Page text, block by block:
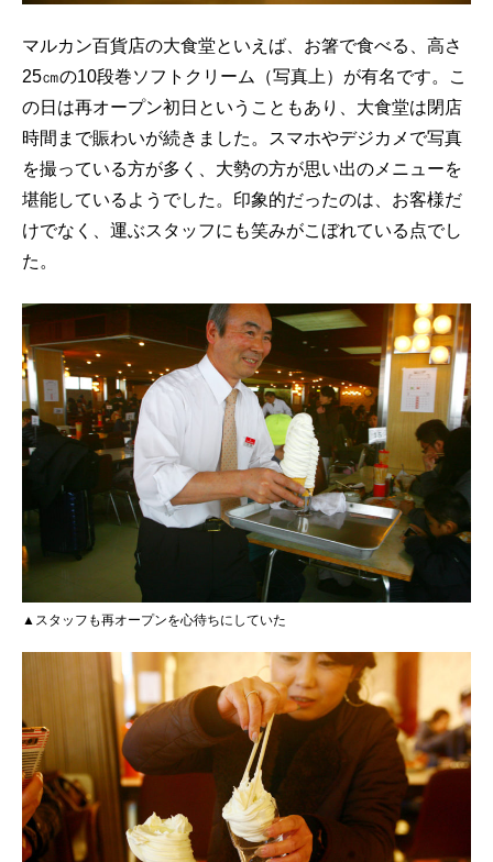
マルカン百貨店の大食堂といえば、お箸で食べる、高さ
25㎝の10段巻ソフトクリーム（写真上）が有名です。こ
の日は再オープン初日ということもあり、大食堂は閉店
時間まで賑わいが続きました。スマホやデジカメで写真
を撮っている方が多く、大勢の方が思い出のメニューを
堪能しているようでした。印象的だったのは、お客様だ
けでなく、運ぶスタッフにも笑みがこぼれている点でし
た。
▲スタッフも再オープンを心待ちにしていた